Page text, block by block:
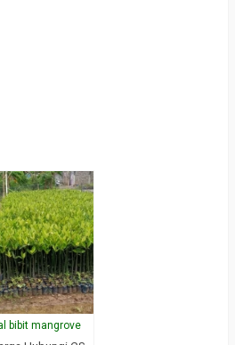
bibit mangrove